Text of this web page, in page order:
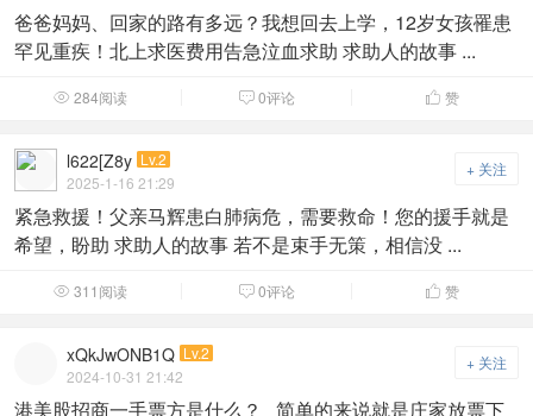
爸爸妈妈、回家的路有多远？我想回去上学，12岁女孩罹患
罕见重疾！北上求医费用告急泣血求助 求助人的故事 ...
 284阅读  0评论  赞
+ 关注
l622[Z8y Lv.2
2025-1-16 21:29
紧急救援！父亲马辉患白肺病危，需要救命！您的援手就是
希望，盼助 求助人的故事 若不是束手无策，相信没 ...
 311阅读  0评论  赞
+ 关注
xQkJwONB1Q Lv.2
2024-10-31 21:42
港美股招商一手票方是什么？ 简单的来说就是庄家放票下